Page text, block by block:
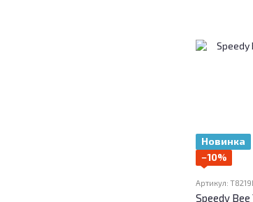
Новинка
−10%
Артикул:
Speedy